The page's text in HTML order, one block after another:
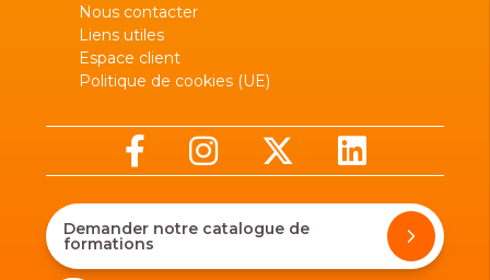
Nous contacter
Liens utiles
Espace client
Politique de cookies (UE)
Demander notre catalogue de
formations